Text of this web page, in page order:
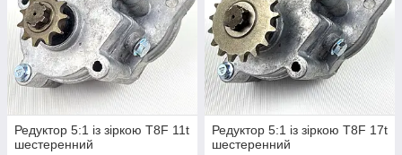
Редуктор 5:1 із зіркою T8F 11t
шестеренний
Редуктор 5:1 із зіркою T8F 17t
шестеренний